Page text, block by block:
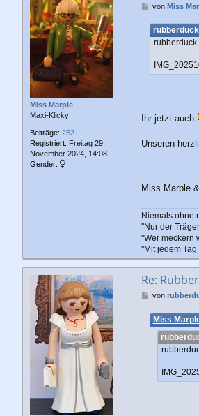
Miss Marple
Maxi-Klicky
Beiträge: 252
Registriert: Freitag 29.
November 2024, 14:08
Gender:
B
i
t
von Miss
rubberduck
rubberduck
Ihr jetzt auch
Unseren
Miss Marple
Niemals ohne
"Nur der
"Wer meckern
"Mit jedem
Re:
B
i
t
von
Miss